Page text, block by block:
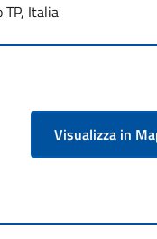
Italia
Visualizza in